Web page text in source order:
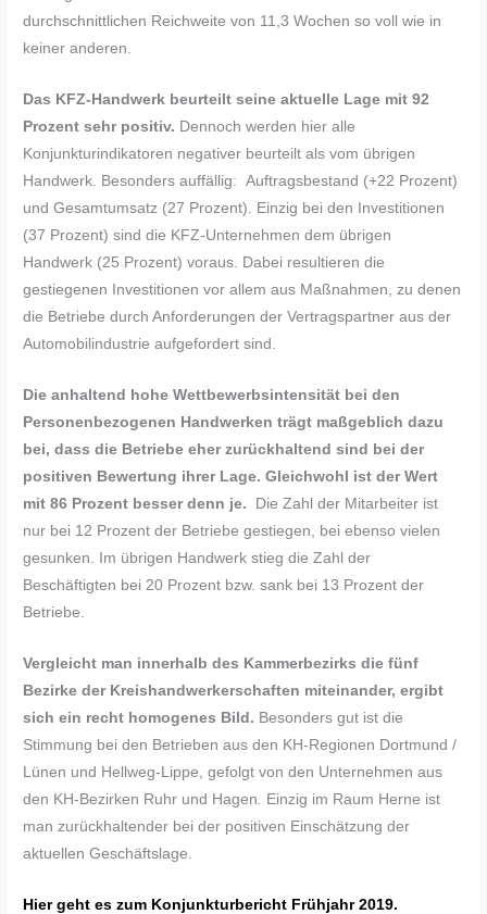
durchschnittlichen Reichweite von 11,3 Wochen so voll wie in
keiner anderen.
Das KFZ-Handwerk beurteilt seine aktuelle Lage mit 92
Prozent sehr positiv. Dennoch werden hier alle
Konjunkturindikatoren negativer beurteilt als vom übrigen
Handwerk. Besonders auffällig: Auftragsbestand (+22 Prozent)
und Gesamtumsatz (27 Prozent). Einzig bei den Investitionen
(37 Prozent) sind die KFZ-Unternehmen dem übrigen
Handwerk (25 Prozent) voraus. Dabei resultieren die
gestiegenen Investitionen vor allem aus Maßnahmen, zu denen
die Betriebe durch Anforderungen der Vertragspartner aus der
Automobilindustrie aufgefordert sind.
Die anhaltend hohe Wettbewerbsintensität bei den
Personenbezogenen Handwerken trägt maßgeblich dazu
bei, dass die Betriebe eher zurückhaltend sind bei der
positiven Bewertung ihrer Lage. Gleichwohl ist der Wert
mit 86 Prozent besser denn je.
Die Zahl der Mitarbeiter ist
nur bei 12 Prozent der Betriebe gestiegen, bei ebenso vielen
gesunken. Im übrigen Handwerk stieg die Zahl der
Beschäftigten bei 20 Prozent bzw. sank bei 13 Prozent der
Betriebe.
Vergleicht man innerhalb des Kammerbezirks die fünf
Bezirke der Kreishandwerkerschaften miteinander, ergibt
sich ein recht homogenes Bild. Besonders gut ist die
Stimmung bei den Betrieben aus den KH-Regionen Dortmund /
Lünen und Hellweg-Lippe, gefolgt von den Unternehmen aus
den KH-Bezirken Ruhr und Hagen
Einzig im Raum Herne ist
man zurückhaltender bei der positiven Einschätzung der
aktuellen Geschäftslage.
Hier geht es zum Konjunkturbericht Frühjahr 2019.